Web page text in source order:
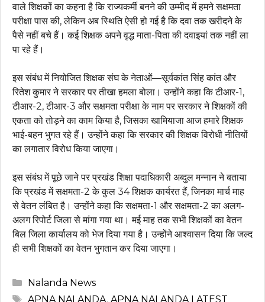
वाले शिक्षकों का कहना है कि राज्यकर्मी बनने की उम्मीद में हमने सक्षमता
परीक्षा पास की, लेकिन अब स्थिति ऐसी हो गई है कि दवा तक खरीदने के
पैसे नहीं बचे हैं। कई शिक्षक अपने वृद्ध माता-पिता की दवाइयां तक नहीं ला
पा रहे हैं।
इस संबंध में नियोजित शिक्षक संघ के नेताओं—सूर्यकांत सिंह कांत और
रितेश कुमार ने सरकार पर तीखा हमला बोला। उन्होंने कहा कि टीआर-1,
टीआर-2, टीआर-3 और सक्षमता परीक्षा के नाम पर सरकार ने शिक्षकों की
एकता को तोड़ने का काम किया है, जिसका खामियाजा आज हमारे शिक्षक
भाई-बहन भुगत रहे हैं। उन्होंने कहा कि सरकार की शिक्षक विरोधी नीतियों
का लगातार विरोध किया जाएगा।
इस संबंध में पूछे जाने पर प्रखंड शिक्षा पदाधिकारी अब्दुल मन्नान ने बताया
कि प्रखंड में सक्षमता-2 के कुल 34 शिक्षक कार्यरत हैं, जिनका मार्च माह
से वेतन लंबित है। उन्होंने कहा कि सक्षमता-1 और सक्षमता-2 का अलग-
अलग रिपोर्ट जिला से मांगा गया था। मई माह तक सभी शिक्षकों का वेतन
बिल जिला कार्यालय को भेज दिया गया है। उन्होंने आश्वासन दिया कि जल्द
ही सभी शिक्षकों का वेतन भुगतान कर दिया जाएगा।
Categories
Nalanda News
Tags
APNA NALANDA, APNA NALANDA LATEST